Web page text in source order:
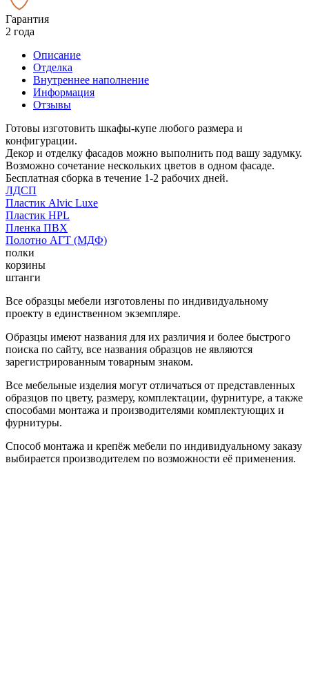
Гарантия
2 года
Описание
Отделка
Внутреннее наполнение
Информация
Отзывы
Готовы изготовить шкафы-купе любого размера и
конфигурации.
Декор и отделку фасадов можно выполнить под вашу задумку.
Возможно сочетание нескольких цветов в одном фасаде.
Бесплатная сборка в течение 1-2 рабочих дней.
ЛДСП
Пластик Alvic Luxe
Пластик HPL
Пленка ПВХ
Полотно АГТ (МДФ)
полки
корзины
штанги
Все образцы мебели изготовлены по индивидуальному
проекту в единственном экземпляре.
Образцы имеют названия для их различия и более быстрого
поиска по сайту, все названия образцов не являются
зарегистрированным товарным знаком.
Все мебельные изделия могут отличаться от представленных
образцов по цвету, размеру, комплектации, фурнитуре, а также
способами монтажа и производителями комплектующих и
фурнитуры.
Способ монтажа и крепёж мебели по индивидуальному заказу
выбирается производителем по возможности её применения.